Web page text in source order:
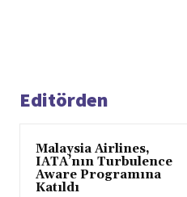
Editörden
Malaysia Airlines,
IATA’nın Turbulence
Aware Programına
Katıldı